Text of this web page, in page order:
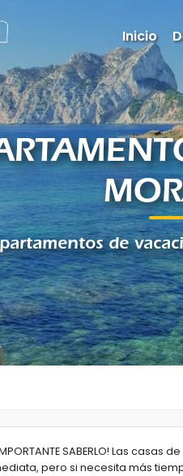
de
SABERLO! Las
pero si necesita más
Inicio